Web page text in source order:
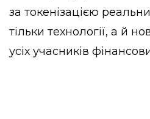
за токенізацією
тільки технології, а й
усіх учасників